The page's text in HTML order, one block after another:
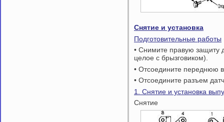
Снятие и установка
Подготовительные работы
• Снимите правую защиту
целое с брызговиком).
• Отсоедините переднюю
• Отсоедините разъем
1. Снятие и установка
Снятие